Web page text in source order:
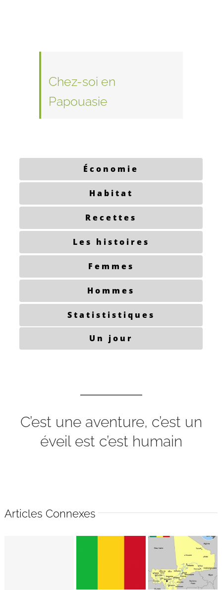
Chez-soi en
Papouasie
Économie
Habitat
Recettes
Les histoires
Femmes
Hommes
Statististiques
Un jour
C’est une aventure, c’est un
éveil est c’est humain
Articles Connexes